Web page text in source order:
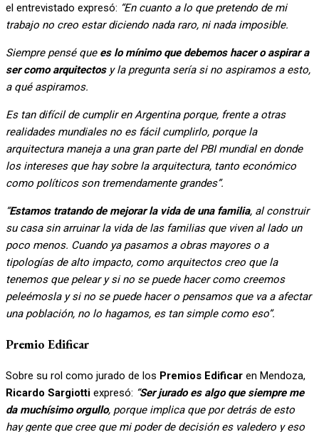
el entrevistado expresó: “En cuanto a lo que pretendo de mi
trabajo no creo estar diciendo nada raro, ni nada imposible.
Siempre pensé que es lo mínimo que debemos hacer o aspirar a
ser como arquitectosy la pregunta sería si no aspiramos a esto,
a qué aspiramos.
Es tan difícil de cumplir en Argentina porque, frente a otras
realidades mundiales no es fácil cumplirlo, porque la
arquitectura maneja a una gran parte del PBI mundial en donde
los intereses que hay sobre la arquitectura, tanto económico
como políticos son tremendamente grandes”.
“Estamos tratando de mejorar la vida de una familia, al construir
su casa sin arruinar la vida de las familias que viven al lado un
poco menos. Cuando ya pasamos a obras mayores o a
tipologías de alto impacto, como arquitectos creo que la
tenemos que pelear y si no se puede hacer como creemos
peleémosla y si no se puede hacer o pensamos que va a afectar
una población, no lo hagamos, es tan simple como eso”.
Premio Edificar
Sobre su rol como jurado de los Premios Edificar en Mendoza,
Ricardo Sargiotti expresó: “Ser jurado es algo que siempre me
da muchísimo orgullo, porque implica que por detrás de esto
hay gente que cree que mi poder de decisión es valedero y eso